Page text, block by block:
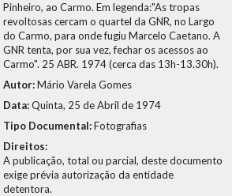
Pinheiro, ao Carmo. Em legenda:"As tropas
revoltosas cercam o quartel da GNR, no Largo
do Carmo, para onde fugiu Marcelo Caetano. A
GNR tenta, por sua vez, fechar os acessos ao
Carmo". 25 ABR. 1974 (cerca das 13h-13.30h).
Autor:Mário Varela Gomes
Data:Quinta, 25 de Abril de 1974
Tipo Documental:Fotografias
Direitos:
A publicação, total ou parcial, deste documento
exige prévia autorização da entidade
detentora.